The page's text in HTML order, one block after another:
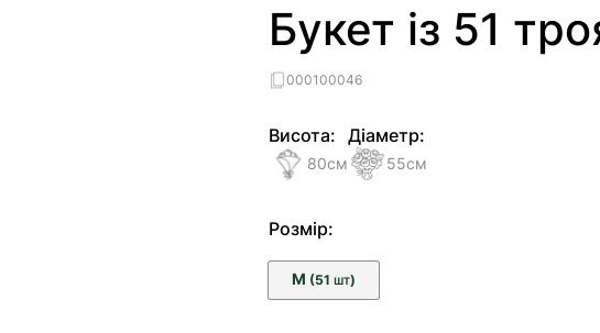
Букет із 51
000100046
Висота:
80см
Діаметр:
55см
Розмір:
M (51 ШТ)